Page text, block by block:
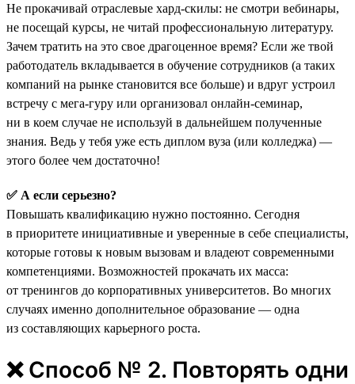
Не прокачивай отраслевые хард-скилы: не смотри вебинары,
не посещай курсы, не читай профессиональную литературу.
Зачем тратить на это свое драгоценное время? Если же твой
работодатель вкладывается в обучение сотрудников (а таких
компаний на рынке становится все больше) и вдруг устроил
встречу с мега-гуру или организовал онлайн-семинар,
ни в коем случае не используй в дальнейшем полученные
знания. Ведь у тебя уже есть диплом вуза (или колледжа) —
этого более чем достаточно!
✅ А если серьезно?
Повышать квалификацию нужно постоянно. Сегодня
в приоритете инициативные и уверенные в себе специалисты,
которые готовы к новым вызовам и владеют современными
компетенциями. Возможностей прокачать их масса:
от тренингов до корпоративных университетов. Во многих
случаях именно дополнительное образование — одна
из составляющих карьерного роста.
❌ Способ № 2. Повторять одни